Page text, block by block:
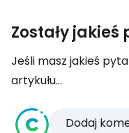
Zostały jakieś
Jeśli masz jakieś
artykułu...
Dodaj